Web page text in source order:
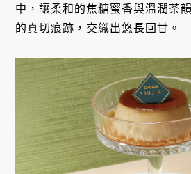
中，讓柔和的焦糖蜜香與溫潤茶
的真切痕跡，交織出悠長回甘。